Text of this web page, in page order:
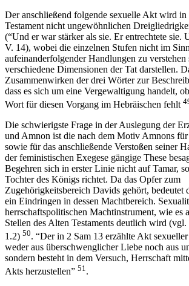
Der anschließend folgende sexuelle Akt wird
Testament nicht ungewöhnlichen
(“Und er war stärker als sie. Er entrechtete sie.
V. 14), wobei die einzelnen Stufen nicht im
aufeinanderfolgender Handlungen zu verstehen
verschiedene Dimensionen der Tat darstellen.
Zusammenwirken der drei Wörter zur
dass es sich um eine Vergewaltigung handelt,
Wort für diesen Vorgang im Hebräischen fehlt
Die schwierigste Frage in der Auslegung der
und Amnon ist die nach dem Motiv Amnons
sowie für das anschließende Verstoßen seiner
der feministischen Exegese gängige These
Begehren sich in erster Linie nicht auf Tamar,
Tochter des Königs richtet. Da das Opfer zum
Zugehörigkeitsbereich Davids gehört, bedeutet
ein Eindringen in dessen Machtbereich.
herrschaftspolitischen Machtinstrument, wie es
Stellen des Alten Testaments deutlich wird
1.2) 50. “Der in 2 Sam 13 erzählte Akt
weder aus überschwenglicher Liebe noch aus
sondern besteht in dem Versuch, Herrschaft
Akts herzustellen” 51.